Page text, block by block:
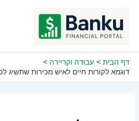
דף הבית
עבודה וקריירה
דוגמא לקורות חיים לאיש מכירות שתשיג